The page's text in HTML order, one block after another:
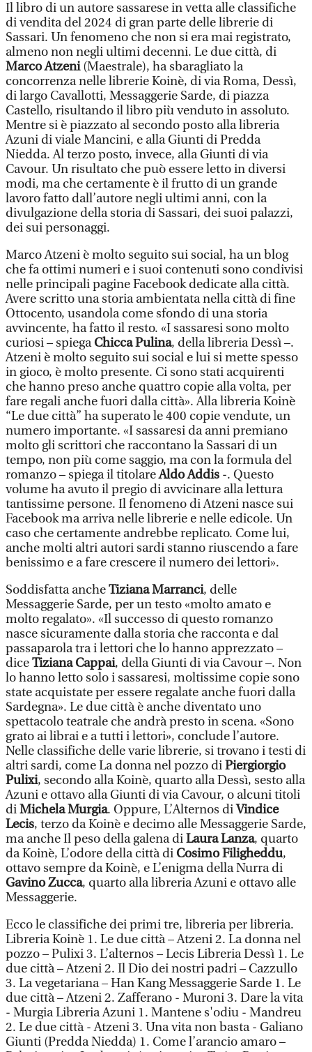
Il libro di un autore sassarese in vetta alle classifiche
di vendita del 2024 di gran parte delle librerie di
Sassari. Un fenomeno che non si era mai registrato,
almeno non negli ultimi decenni. Le due città, di
Marco Atzeni(Maestrale), ha sbaragliato la
concorrenza nelle librerie Koinè, di via Roma, Dessì,
di largo Cavallotti, Messaggerie Sarde, di piazza
Castello, risultando il libro più venduto in assoluto.
Mentre si è piazzato al secondo posto alla libreria
Azuni di viale Mancini, e alla Giunti di Predda
Niedda. Al terzo posto, invece, alla Giunti di via
Cavour. Un risultato che può essere letto in diversi
modi, ma che certamente è il frutto di un grande
lavoro fatto dall’autore negli ultimi anni, con la
divulgazione della storia di Sassari, dei suoi palazzi,
dei sui personaggi.
Marco Atzeni è molto seguito sui social, ha un blog
che fa ottimi numeri e i suoi contenuti sono condivisi
nelle principali pagine Facebook dedicate alla città.
Avere scritto una storia ambientata nella città di fine
Ottocento, usandola come sfondo di una storia
avvincente, ha fatto il resto. «I sassaresi sono molto
curiosi – spiegaChicca Pulina, della libreria Dessì –.
Atzeni è molto seguito sui social e lui si mette spesso
in gioco, è molto presente. Ci sono stati acquirenti
che hanno preso anche quattro copie alla volta, per
fare regali anche fuori dalla città». Alla libreria Koinè
“Le due città” ha superato le 400 copie vendute, un
numero importante. «I sassaresi da anni premiano
molto gli scrittori che raccontano la Sassari di un
tempo, non più come saggio, ma con la formula del
romanzo – spiega il titolareAldo Addis -. Questo
volume ha avuto il pregio di avvicinare alla lettura
tantissime persone. Il fenomeno di Atzeni nasce sui
Facebook ma arriva nelle librerie e nelle edicole. Un
caso che certamente andrebbe replicato. Come lui,
anche molti altri autori sardi stanno riuscendo a fare
benissimo e a fare crescere il numero dei lettori».
Soddisfatta ancheTiziana Marranci, delle
Messaggerie Sarde, per un testo «molto amato e
molto regalato». «Il successo di questo romanzo
nasce sicuramente dalla storia che racconta e dal
passaparola tra i lettori che lo hanno apprezzato –
diceTiziana Cappai, della Giunti di via Cavour –. Non
lo hanno letto solo i sassaresi, moltissime copie sono
state acquistate per essere regalate anche fuori dalla
Sardegna». Le due città è anche diventato uno
spettacolo teatrale che andrà presto in scena. «Sono
grato ai librai e a tutti i lettori», conclude l’autore.
Nelle classifiche delle varie librerie, si trovano i testi di
altri sardi, come La donna nel pozzo diPiergiorgio
Pulixi, secondo alla Koinè, quarto alla Dessì, sesto alla
Azuni e ottavo alla Giunti di via Cavour, o alcuni titoli
diMichela Murgia. Oppure, L’Alternos diVindice
Lecis, terzo da Koinè e decimo alle Messaggerie Sarde,
ma anche Il peso della galena diLaura Lanza, quarto
da Koinè, L’odore della città di Cosimo Filigheddu,
ottavo sempre da Koinè, e L’enigma della Nurra di
Gavino Zucca, quarto alla libreria Azuni e ottavo alle
Messaggerie.
Ecco le classifiche dei primi tre, libreria per libreria.
Libreria Koinè 1. Le due città – Atzeni 2. La donna nel
pozzo – Pulixi 3. L’alternos – Lecis Libreria Dessì 1. Le
due città – Atzeni 2. Il Dio dei nostri padri – Cazzullo
3. La vegetariana – Han Kang Messaggerie Sarde 1. Le
due città – Atzeni 2. Zafferano - Muroni 3. Dare la vita
- Murgia Libreria Azuni 1. Mantene s'odiu - Mandreu
2. Le due città - Atzeni 3. Una vita non basta - Galiano
Giunti (Predda Niedda) 1. Come l’arancio amaro –